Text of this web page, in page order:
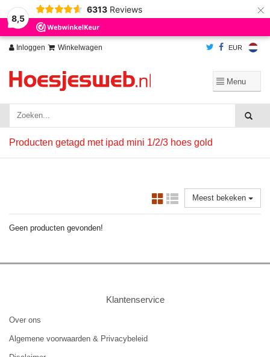
8,5
6313 Reviews ×
Inloggen Winkelwagen EUR
Producten getagd met ipad mini 1/2/3 hoes gold
Meest bekeken
Geen producten gevonden!
Klantenservice
Over ons
Algemene voorwaarden & Privacybeleid
Wij slaan cookies op om onze website te verbeteren. Is dat akkoord?
Ja
Nee